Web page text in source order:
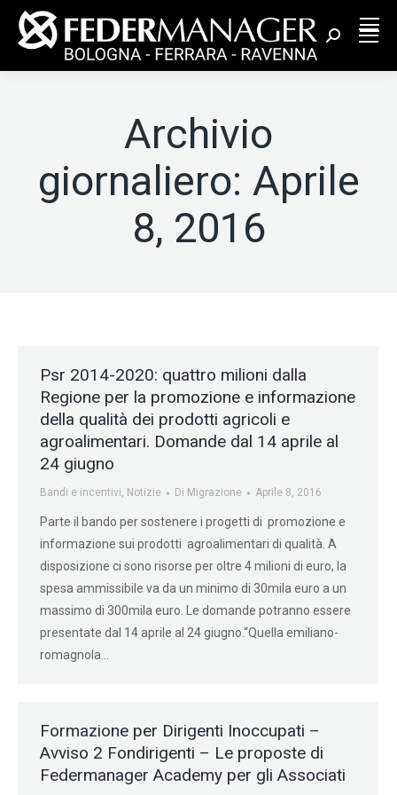
Cerca:
Archivio
giornaliero: Aprile
8, 2016
Psr 2014-2020: quattro milioni dalla
Regione per la promozione e informazione
della qualità dei prodotti agricoli e
agroalimentari. Domande dal 14 aprile al
24 giugno
Bandi e incentivi, Notizie Di Migrazione Aprile 8, 2016
Parte il bando per sostenere i progetti di promozione e
informazione sui prodotti agroalimentari di qualità. A
disposizione ci sono risorse per oltre 4 milioni di euro, la
spesa ammissibile va da un minimo di 30mila euro a un
massimo di 300mila euro. Le domande potranno essere
presentate dal 14 aprile al 24 giugno.“Quella emiliano-
romagnola…
Formazione per Dirigenti Inoccupati –
Avviso 2 Fondirigenti – Le proposte di
Federmanager Academy per gli Associati